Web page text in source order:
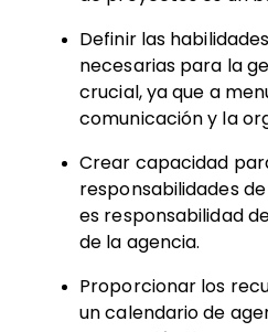
Definir las
necesarias para la
crucial, ya que a
comunicación y la
Crear capacidad
responsabilidades
es responsabilidad
de la agencia.
Proporcionar los
un calendario de